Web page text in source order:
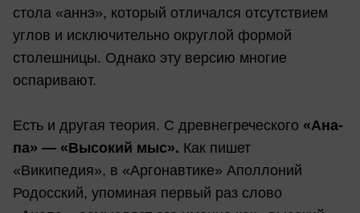
стола «аннэ», который отличался отсутствием
углов и исключительно округлой формой
столешницы. Однако эту версию многие
оспаривают.
Есть и другая теория. С древнегреческого «Ана-
па» — «Высокий мыс». Как пишет
«Википедия», в «Аргонавтике» Аполлоний
Родосский, упоминая первый раз слово